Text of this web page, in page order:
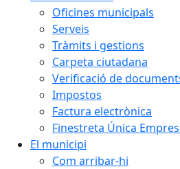
Oficines municipals
Serveis
Tràmits i gestions
Carpeta ciutadana
Verificació de
Impostos
Factura electrònica
Finestreta Única
El municipi
Com arribar-hi